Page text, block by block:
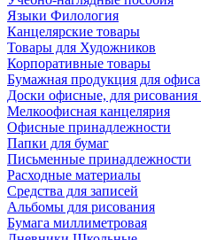
Языки Филология
Канцелярские товары
Товары для Художников
Корпоративные товары
Бумажная продукция для офиса
Доски офисные, для рисования
Мелкоофисная канцелярия
Офисные принадлежности
Папки для бумаг
Письменные принадлежности
Расходные материалы
Средства для записей
Альбомы для рисования
Бумага миллиметровая